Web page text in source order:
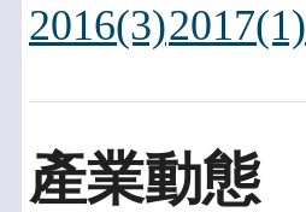
2016(3)2017(1)
產業動態